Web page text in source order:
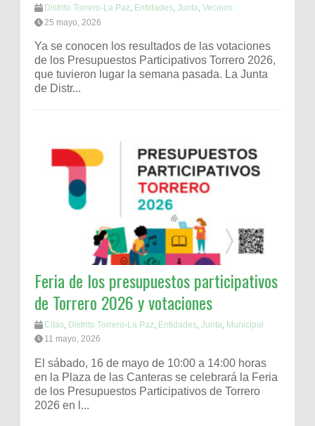
Distrito Torrero-La Paz, Entidades, Junta, Vecinos
25 mayo, 2026
Ya se conocen los resultados de las votaciones
de los Presupuestos Participativos Torrero 2026,
que tuvieron lugar la semana pasada. La Junta
de Distr...
Feria de los presupuestos participativos
de Torrero 2026 y votaciones
Citas, Distrito Torrero-La Paz, Entidades, Junta, Municipal
11 mayo, 2026
El sábado, 16 de mayo de 10:00 a 14:00 horas
en la Plaza de las Canteras se celebrará la Feria
de los Presupuestos Participativos de Torrero
2026 en l...